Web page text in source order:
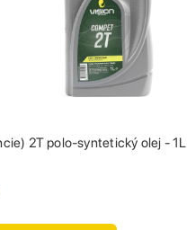
2T polo-syntetický olej - 1L